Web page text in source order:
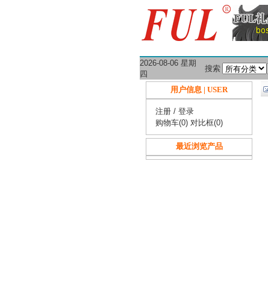
2026-08-06 星期
四
搜索
用户信息 | USER
注册 / 登录
购物车(0) 对比框(0)
最近浏览产品